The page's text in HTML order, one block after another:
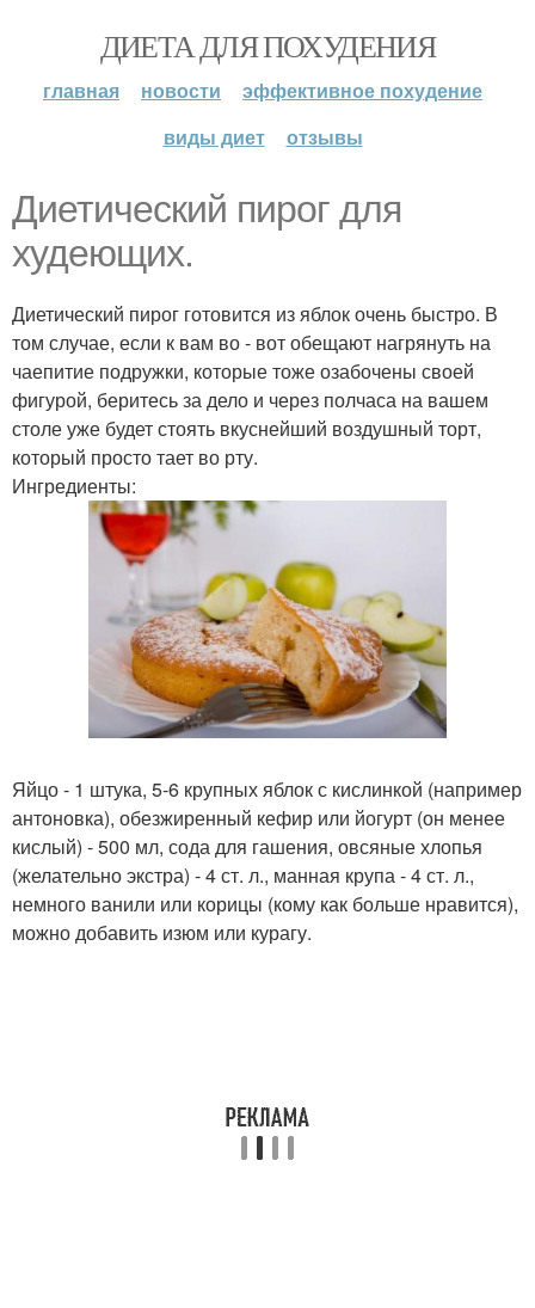
ДИЕТА ДЛЯ ПОХУДЕНИЯ
главная новости
эффективное похудение
виды диет
отзывы
Диетический пирог для
худеющих.
Диетический пирог готовится из яблок очень быстро. В
том случае, если к вам во - вот обещают нагрянуть на
чаепитие подружки, которые тоже озабочены своей
фигурой, беритесь за дело и через полчаса на вашем
столе уже будет стоять вкуснейший воздушный торт,
который просто тает во рту.
Ингредиенты:
Яйцо - 1 штука, 5-6 крупных яблок с кислинкой (например
антоновка), обезжиренный кефир или йогурт (он менее
кислый) - 500 мл, сода для гашения, овсяные хлопья
(желательно экстра) - 4 ст. л., манная крупа - 4 ст. л.,
немного ванили или корицы (кому как больше нравится),
можно добавить изюм или курагу.